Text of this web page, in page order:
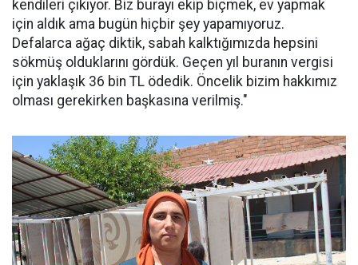
kendileri çıkıyor. Biz burayı ekip biçmek, ev yapmak
için aldık ama bugün hiçbir şey yapamıyoruz.
Defalarca ağaç diktik, sabah kalktığımızda hepsini
sökmüş olduklarını gördük. Geçen yıl buranın vergisi
için yaklaşık 36 bin TL ödedik. Öncelik bizim hakkımız
olması gerekirken başkasına verilmiş."